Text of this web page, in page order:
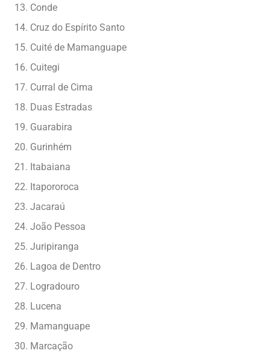
Conde
Cruz do Espírito Santo
Cuité de Mamanguape
Cuitegi
Curral de Cima
Duas Estradas
Guarabira
Gurinhém
Itabaiana
Itapororoca
Jacaraú
João Pessoa
Juripiranga
Lagoa de Dentro
Logradouro
Lucena
Mamanguape
Marcação